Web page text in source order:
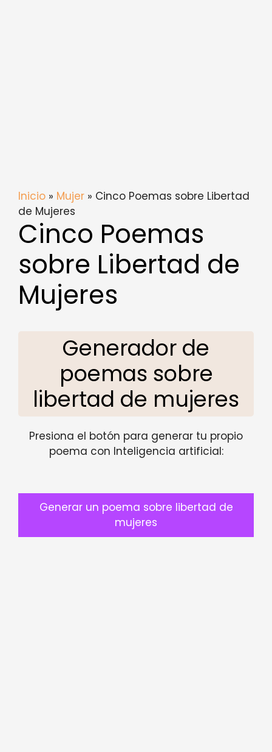
Inicio » Mujer » Cinco Poemas sobre Libertad
de Mujeres
Cinco Poemas
sobre Libertad de
Mujeres
Generador de
poemas sobre
libertad de mujeres
Presiona el botón para generar tu propio
poema con Inteligencia artificial:
Generar un poema sobre libertad de
mujeres